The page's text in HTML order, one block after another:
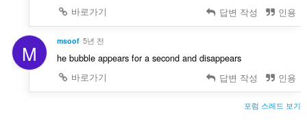
바로가기
답변 작성 인용
M msoof 5년 전
he bubble appears for a second and disappears
바로가기
답변 작성 인용
포럼 스레드 보기